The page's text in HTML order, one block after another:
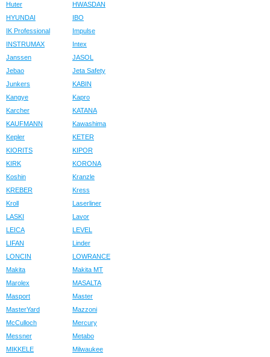
Huter
HWASDAN
HYUNDAI
IBO
IK Professional
Impulse
INSTRUMAX
Intex
Janssen
JASOL
Jebao
Jeta Safety
Junkers
KABIN
Kangye
Kapro
Karcher
KATANA
KAUFMANN
Kawashima
Kepler
KETER
KIORITS
KIPOR
KIRK
KORONA
Koshin
Kranzle
KREBER
Kress
Kroll
Laserliner
LASKI
Lavor
LEICA
LEVEL
LIFAN
Linder
LONCIN
LOWRANCE
Makita
Makita MT
Marolex
MASALTA
Masport
Master
MasterYard
Mazzoni
McCulloch
Mercury
Messner
Metabo
MIKKELE
Milwaukee